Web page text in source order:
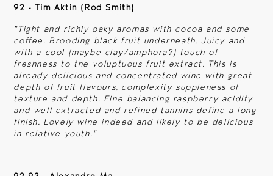
92 - Tim Aktin (Rod Smith)
"Tight and richly oaky aromas with cocoa and some
coffee. Brooding black fruit underneath. Juicy and
with a cool (maybe clay/amphora?) touch of
freshness to the voluptuous fruit extract. This is
already delicious and concentrated wine with great
depth of fruit flavours, complexity suppleness of
texture and depth. Fine balancing raspberry acidity
and well extracted and refined tannins define a long
finish. Lovely wine indeed and likely to be delicious
in relative youth."